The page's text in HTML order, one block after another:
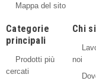
Mappa del sito
Categorie
principali
Prodotti più
cercati
Chi
noi